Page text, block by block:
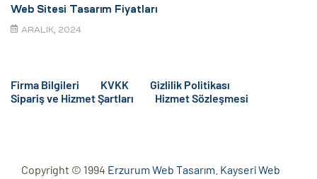
Web Sitesi Tasarım Fiyatları
ARALIK, 2024
Firma Bilgileri KVKK
Gizlilik Politikası
Sipariş ve Hizmet Şartları
Hizmet Sözleşmesi
Copyright © 1994 Erzurum Web Tasarım Kayseri Web